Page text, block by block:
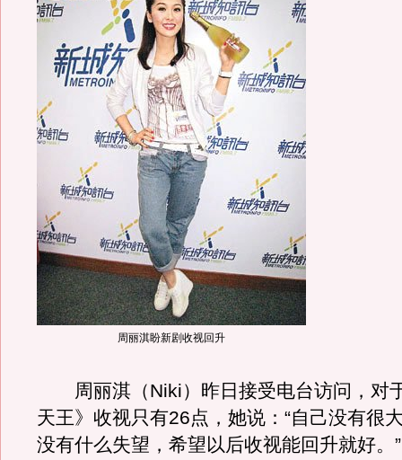
周丽淇盼新剧收视回升
周丽淇（Niki）昨日接受电台访问，对
天王》收视只有26点，她说：“自己没有很
没有什么失望，希望以后收视能回升就好。